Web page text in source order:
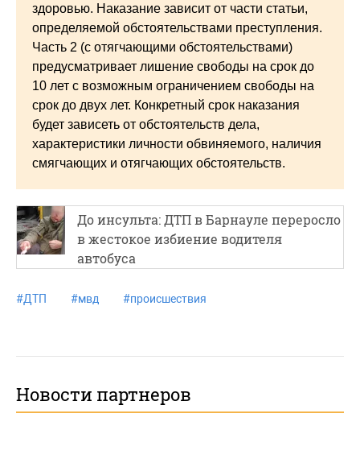
здоровью. Наказание зависит от части статьи,
определяемой обстоятельствами преступления.
Часть 2 (с отягчающими обстоятельствами)
предусматривает лишение свободы на срок до
10 лет с возможным ограничением свободы на
срок до двух лет. Конкретный срок наказания
будет зависеть от обстоятельств дела,
характеристики личности обвиняемого, наличия
смягчающих и отягчающих обстоятельств.
До инсульта: ДТП в Барнауле переросло
в жестокое избиение водителя
автобуса
#ДТП #мвд #происшествия
Новости партнеров